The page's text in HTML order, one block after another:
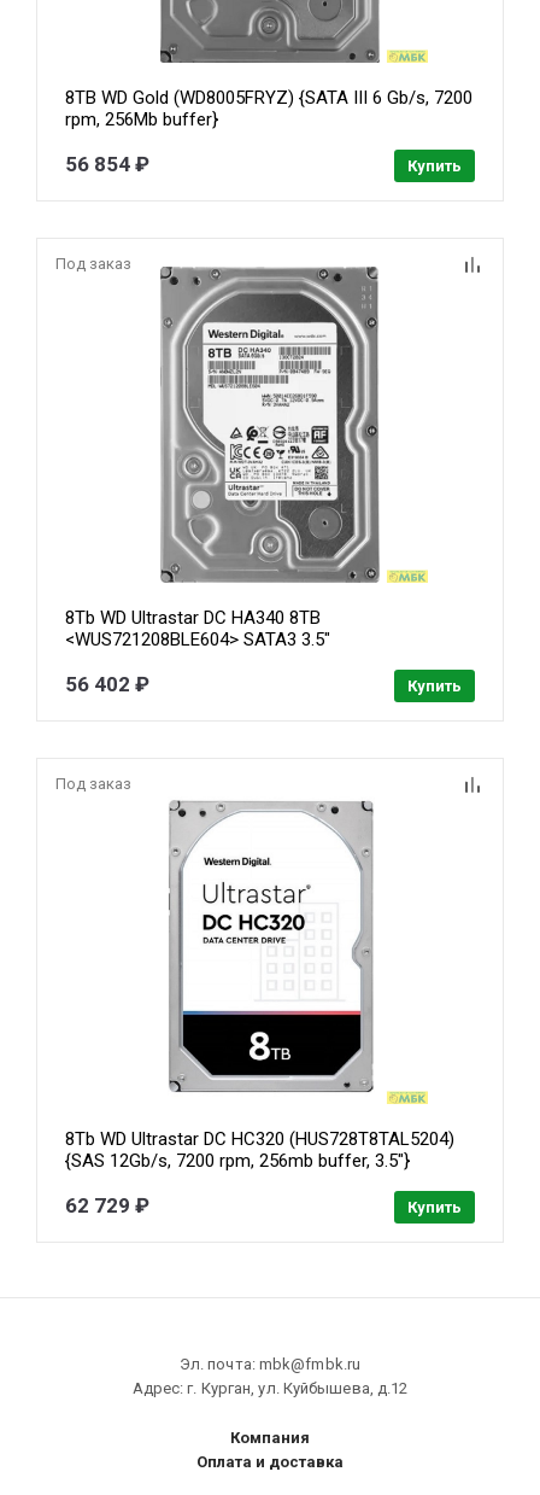
8TB WD Gold (WD8005FRYZ) {SATA III 6 Gb/s, 7200
rpm, 256Mb buffer}
56 854 ₽ Купить
Под заказ
8Tb WD Ultrastar DC HA340 8TB
<WUS721208BLE604> SATA3 3.5"
56 402 ₽ Купить
Под заказ
8Tb WD Ultrastar DC HC320 (HUS728T8TAL5204)
{SAS 12Gb/s, 7200 rpm, 256mb buffer, 3.5"}
62 729 ₽ Купить
Эл. почта: mbk@fmbk.ru
Адрес: г. Курган, ул. Куйбышева, д.12
Компания
Оплата и доставка